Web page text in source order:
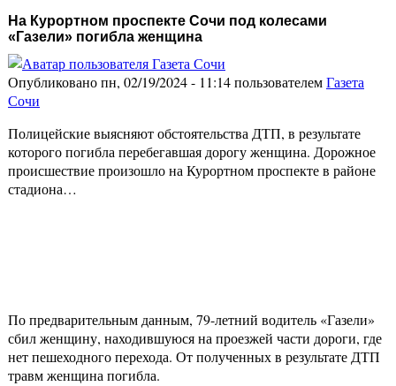
На Курортном проспекте Сочи под колесами
«Газели» погибла женщина
Опубликовано пн, 02/19/2024 - 11:14 пользователемГазета
Сочи
Полицейские выясняют обстоятельства ДТП, в результате
которого погибла перебегавшая дорогу женщина. Дорожное
происшествие произошло на Курортном проспекте в районе
стадиона…
По предварительным данным, 79-летний водитель «Газели»
сбил женщину, находившуюся на проезжей части дороги, где
нет пешеходного перехода. От полученных в результате ДТП
травм женщина погибла.